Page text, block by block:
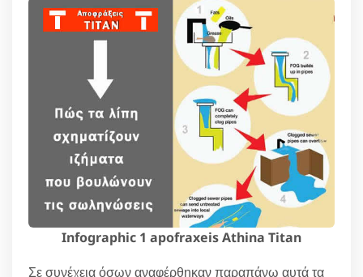
Infographic 1 apofraxeis Athina Titan
Σε συνέχεια όσων αναφέρθηκαν παραπάνω αυτά τα